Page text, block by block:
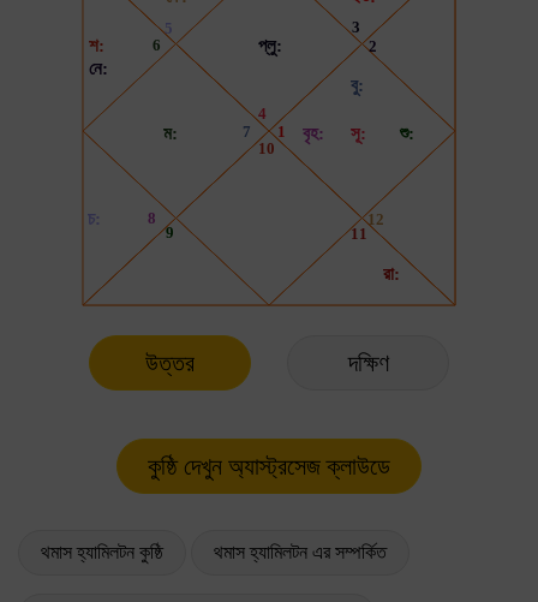
উত্তর দক্ষিণ
থমাস হ্যামিলটন কুষ্ঠি থমাস হ্যামিলটন এর সম্পর্কিত